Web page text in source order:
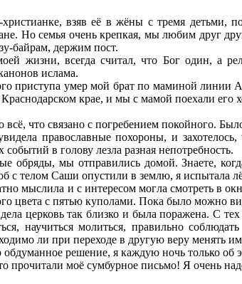
взяв её в жёны с тремя детьми,
Но семья очень крепкая, мы любим друг
байрам, держим пост.
жизни, всегда считал, что Бог один, а
ислама.
приступа умер мой брат по маминой линии
крае, и мы с мамой поехали
что связано с погребением покойного.
православные похороны, и
в голову лезла разная непотребность.
обряды, мы отправились домой. Знаете,
с телом Саши опустили в землю, я испытала
мыслила и с интересом могла смотреть в
цвета с пятью куполами. Пока было можно
церковь так близко и была поражена. С
научиться молиться, правильно
ли при переходе в другую веру менять
решение, я каждую ночь только
прочитали моё сумбурное письмо! Я очень